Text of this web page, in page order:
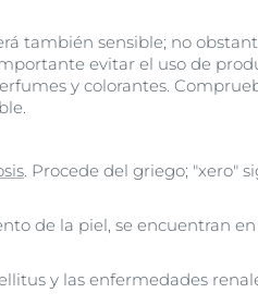
también sensible; no
evitar el uso de
y colorantes.
. Procede del griego; "xero"
de la piel, se encuentran en
y las enfermedades